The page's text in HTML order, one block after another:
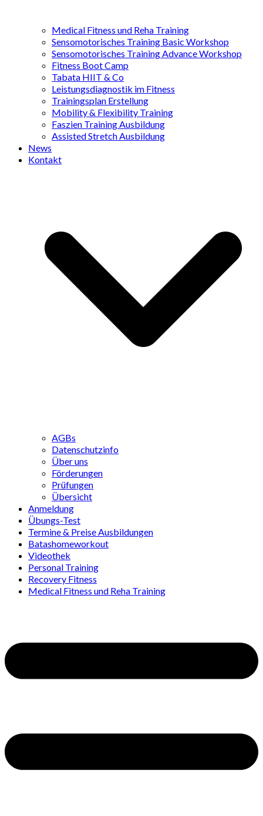
Medical Fitness und Reha Training
Sensomotorisches Training Basic Workshop
Sensomotorisches Training Advance Workshop
Fitness Boot Camp
Tabata HIIT & Co
Leistungsdiagnostik im Fitness
Trainingsplan Erstellung
Mobility & Flexibility Training
Faszien Training Ausbildung
Assisted Stretch Ausbildung
News
Kontakt
AGBs
Datenschutzinfo
Über uns
Förderungen
Prüfungen
Übersicht
Anmeldung
Übungs-Test
Termine & Preise Ausbildungen
Batashomeworkout
Videothek
Personal Training
Recovery Fitness
Medical Fitness und Reha Training